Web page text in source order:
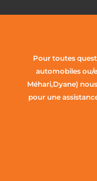
Pour toutes
automobiles ou/
Méhari,Dyane)
pour une